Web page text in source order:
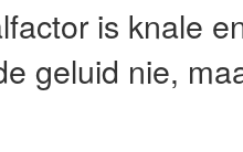
is knale
geluid nie,